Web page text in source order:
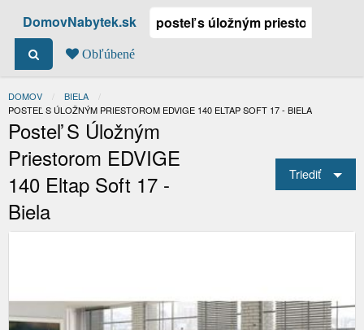
DomovNabytek.sk
Obľúbené
DOMOV
BIELA
ACTUAL:
POSTEĽ S ÚLOŽNÝM PRIESTOROM EDVIGE 140 ELTAP SOFT 17 - BIELA
Posteľ S Úložným
Priestorom EDVIGE
140 Eltap Soft 17 -
Biela
Triediť